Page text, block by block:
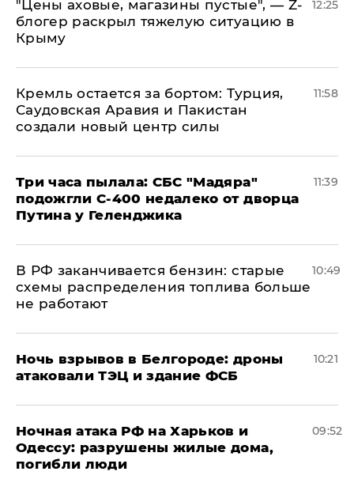
​"Цены аховые, магазины пустые", — Z-
блогер раскрыл тяжелую ситуацию в
Крыму
12:25
​Кремль остается за бортом: Турция,
Саудовская Аравия и Пакистан
создали новый центр силы
11:58
Три часа пылала: СБС "Мадяра"
подожгли С-400 недалеко от дворца
Путина у Геленджика
11:39
​В РФ заканчивается бензин: старые
схемы распределения топлива больше
не работают
10:49
​Ночь взрывов в Белгороде: дроны
атаковали ТЭЦ и здание ФСБ
10:21
​Ночная атака РФ на Харьков и
Одессу: разрушены жилые дома,
погибли люди
09:52